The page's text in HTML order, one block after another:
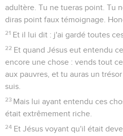
adultère. Tu ne tueras point. Tu
diras point faux témoignage.
21 Et il lui dit : j'ai gardé toutes
22 Et quand Jésus eut entendu
encore une chose : vends tout
aux pauvres, et tu auras un
suis.
23 Mais lui ayant entendu ces
était extrêmement riche.
24 Et Jésus voyant qu'il était